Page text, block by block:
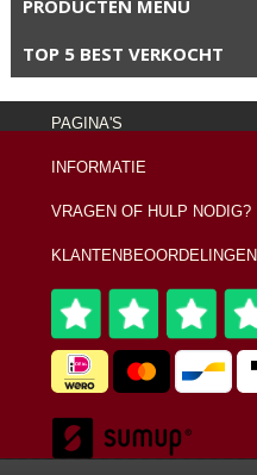
PRODUCTEN MENU
TOP 5 BEST VERKOCHT
PAGINA'S
INFORMATIE
VRAGEN OF HULP NODIG?
KLANTENBEOORDELINGEN